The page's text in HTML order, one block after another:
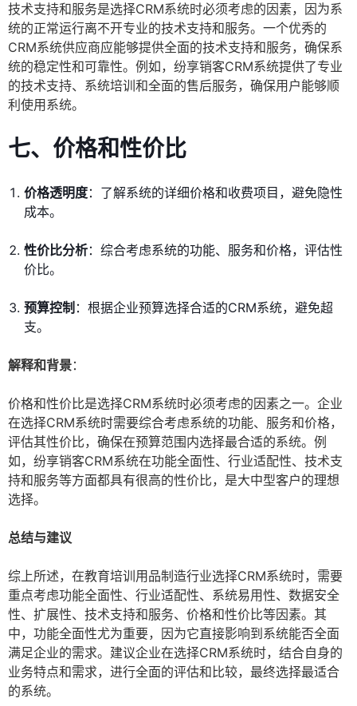
技术支持和服务是选择CRM系统时必须考虑的因素，因为系
统的正常运行离不开专业的技术支持和服务。一个优秀的
CRM系统供应商应能够提供全面的技术支持和服务，确保系
统的稳定性和可靠性。例如，纷享销客CRM系统提供了专业
的技术支持、系统培训和全面的售后服务，确保用户能够顺
利使用系统。
七、价格和性价比
价格透明度：了解系统的详细价格和收费项目，避免隐性
成本。
性价比分析：综合考虑系统的功能、服务和价格，评估性
价比。
预算控制 ：根据企业预算选择合适的CRM系统，避免超
支。
解释和背景：
价格和性价比是选择CRM系统时必须考虑的因素之一。企业
在选择CRM系统时需要综合考虑系统的功能、服务和价格，
评估其性价比，确保在预算范围内选择最合适的系统。例
如，纷享销客CRM系统在功能全面性、行业适配性、技术支
持和服务等方面都具有很高的性价比，是大中型客户的理想
选择。
总结与建议
综上所述，在教育培训用品制造行业选择CRM系统时，需要
重点考虑功能全面性、行业适配性、系统易用性、数据安全
性、扩展性、技术支持和服务、价格和性价比等因素。其
中，功能全面性尤为重要，因为它直接影响到系统能否全面
满足企业的需求。建议企业在选择CRM系统时，结合自身的
业务特点和需求，进行全面的评估和比较，最终选择最适合
的系统。